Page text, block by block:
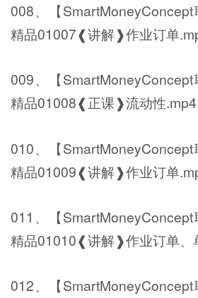
008、【
精品01007❰讲解❱作业订单
009、【
精品01008❰正课❱流动性.mp4
010、【
精品01009❰讲解❱作业订单
011、【
精品01010❰讲解❱作业订单、
012、【